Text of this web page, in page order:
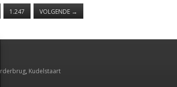
1.247 VOLGENDE →
, Kudelstaart